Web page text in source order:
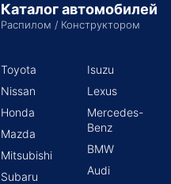
Каталог автомобилей
Распилом / Конструктором
Toyota
Nissan
Honda
Mazda
Mitsubishi
Subaru
Isuzu
Lexus
Mercedes-
Benz
BMW
Audi